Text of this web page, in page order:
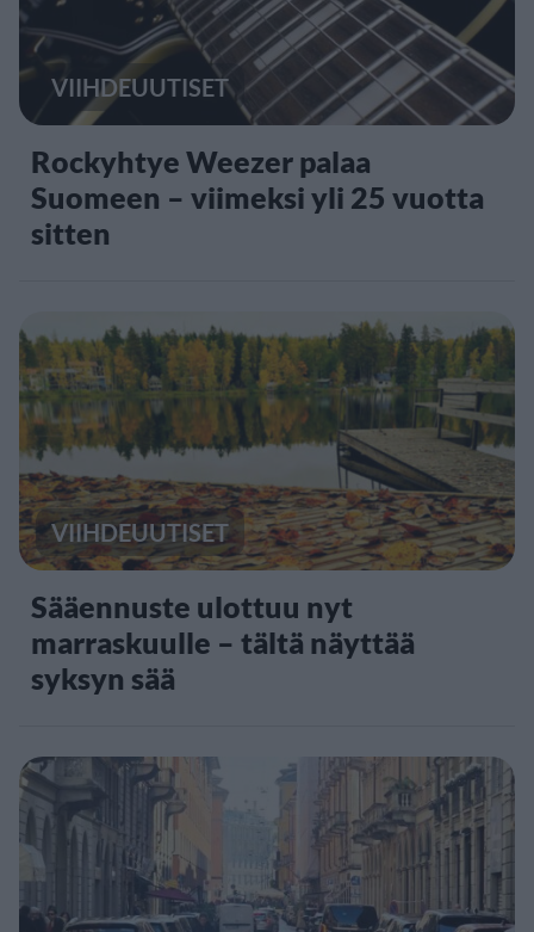
VIIHDEUUTISET
Rockyhtye Weezer palaa
Suomeen – viimeksi yli 25 vuotta
sitten
VIIHDEUUTISET
Sääennuste ulottuu nyt
marraskuulle – tältä näyttää
syksyn sää